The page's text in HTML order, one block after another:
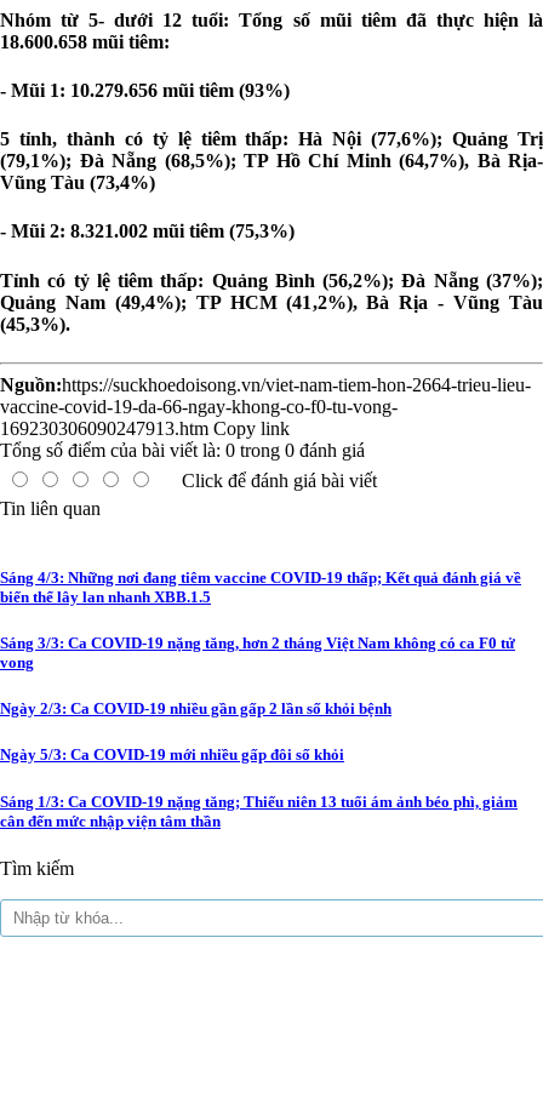
Nhóm từ 5- dưới 12 tuổi: Tổng số mũi tiêm đã thực hiện là
18.600.658 mũi tiêm:
- Mũi 1: 10.279.656 mũi tiêm (93%)
5 tỉnh, thành có tỷ lệ tiêm thấp: Hà Nội (77,6%); Quảng Trị
(79,1%); Đà Nẵng (68,5%); TP Hồ Chí Minh (64,7%), Bà Rịa-
Vũng Tàu (73,4%)
- Mũi 2: 8.321.002 mũi tiêm (75,3%)
Tỉnh có tỷ lệ tiêm thấp: Quảng Bình (56,2%); Đà Nẵng (37%);
Quảng Nam (49,4%); TP HCM (41,2%), Bà Rịa - Vũng Tàu
(45,3%).
Nguồn:https://suckhoedoisong.vn/viet-nam-tiem-hon-2664-trieu-lieu-
vaccine-covid-19-da-66-ngay-khong-co-f0-tu-vong-
169230306090247913.htm Copy link
Tổng số điểm của bài viết là: 0 trong 0 đánh giá
Click để đánh giá bài viết
Tin liên quan
Sáng 4/3: Những nơi đang tiêm vaccine COVID-19 thấp; Kết quả đánh giá về
biến thể lây lan nhanh XBB.1.5
Sáng 3/3: Ca COVID-19 nặng tăng, hơn 2 tháng Việt Nam không có ca F0 tử
vong
Ngày 2/3: Ca COVID-19 nhiều gần gấp 2 lần số khỏi bệnh
Ngày 5/3: Ca COVID-19 mới nhiều gấp đôi số khỏi
Sáng 1/3: Ca COVID-19 nặng tăng; Thiếu niên 13 tuổi ám ảnh béo phì, giảm
cân đến mức nhập viện tâm thần
Tìm kiếm